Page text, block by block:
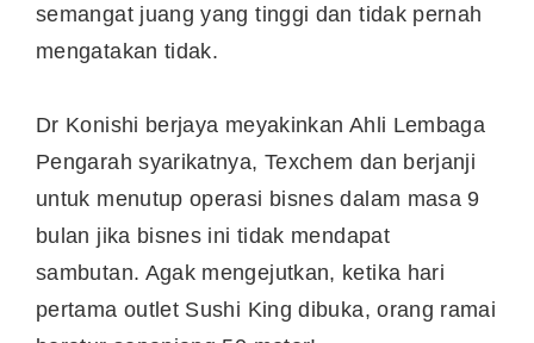
semangat juang yang tinggi dan tidak pernah
mengatakan tidak.
Dr Konishi berjaya meyakinkan Ahli Lembaga
Pengarah syarikatnya, Texchem dan berjanji
untuk menutup operasi bisnes dalam masa 9
bulan jika bisnes ini tidak mendapat
sambutan. Agak mengejutkan, ketika hari
pertama outlet Sushi King dibuka, orang ramai